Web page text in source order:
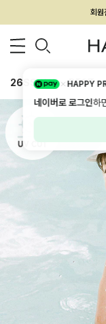
회
26SS 신상 BEST
HAPPY
네이버로 로그인하